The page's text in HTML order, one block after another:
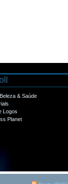
& Saúde
Logos
Planet